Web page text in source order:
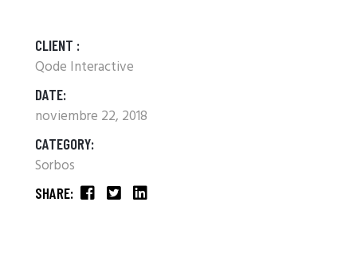
CLIENT :
Qode Interactive
DATE:
noviembre 22, 2018
CATEGORY:
Sorbos
SHARE: